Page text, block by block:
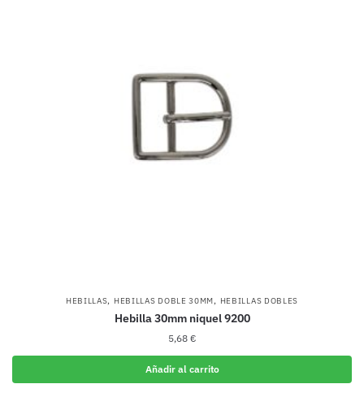
HEBILLAS, HEBILLAS DOBLE 30MM, HEBILLAS DOBLES
Hebilla 30mm niquel 9200
5,68 €
Añadir al carrito